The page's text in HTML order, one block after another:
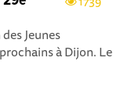
Jeunes
à Dijon. Le